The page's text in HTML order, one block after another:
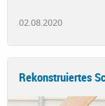
02.08.2020
Rekonstruiertes